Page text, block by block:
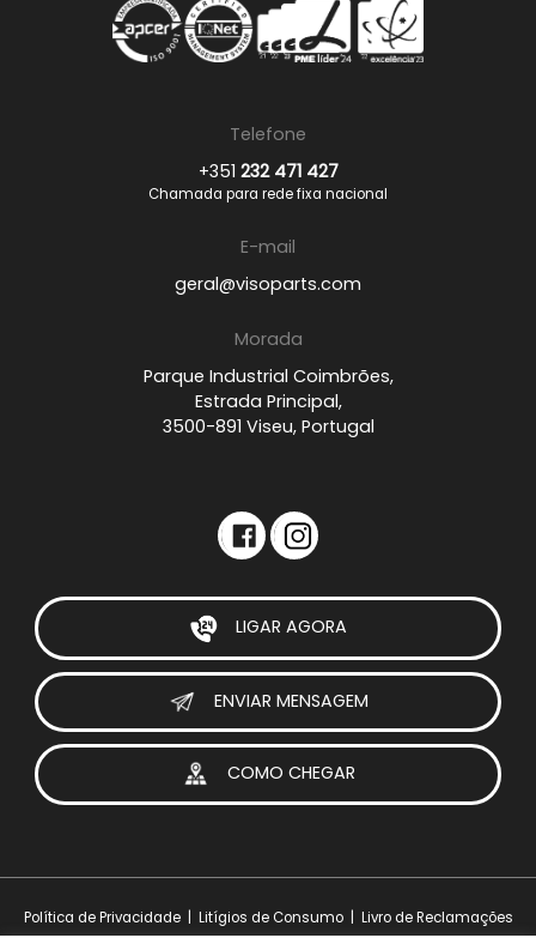
Telefone
+351 232 471 427
Chamada para rede fixa nacional
E-mail
geral@visoparts.com
Morada
Parque Industrial Coimbrões,
Estrada Principal,
3500-891 Viseu, Portugal
LIGAR AGORA
ENVIAR MENSAGEM
COMO CHEGAR
Política de Privacidade| Litígios de Consumo| Livro de Reclamações